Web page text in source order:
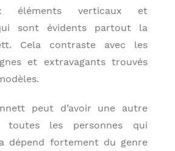
éléments verticaux et
sont évidents partout la
Cela contraste avec les
et extravagants trouvés
peut d’avoir une autre
toutes les personnes qui
dépend fortement du genre